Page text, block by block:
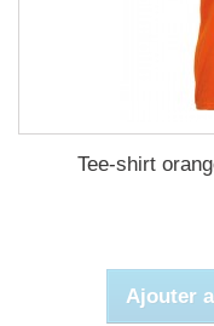
Tee-shirt
Ajouter